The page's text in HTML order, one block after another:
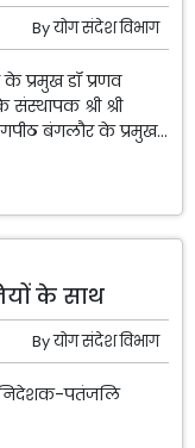
Byयोग संदेश विभाग
के प्रमुख डॉ प्रणव
श्री श्री
बंगलौर के प्रमुख...
के साथ
Byयोग संदेश विभाग
निदेशक-पतंजलि